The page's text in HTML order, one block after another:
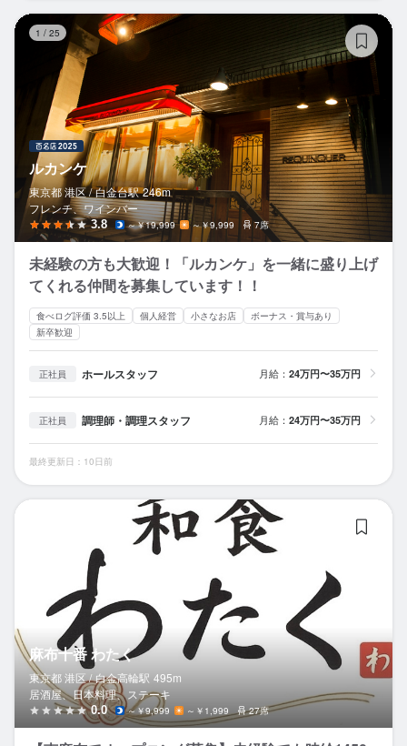
1 / 25
ルカンケ
東京都 港区 / 白金台駅 246m
フレンチ、ワインバー
3.8 ～￥19,999 ～￥9,999 7席
未経験の方も大歓迎！「ルカンケ」を一緒に盛り上げ
てくれる仲間を募集しています！！
食べログ評価 3.5以上 個人経営 小さなお店
ボーナス・賞与あり
新卒歓迎
正社員 ホールスタッフ 月給： 24万円〜35万円
正社員 調理師・調理スタッフ 月給： 24万円〜35万円
最終更新日：10日前
麻布十番 わたく
東京都 港区 / 白金高輪駅 495m
居酒屋、日本料理、ステーキ
0.0 ～￥9,999 ～￥1,999 27席